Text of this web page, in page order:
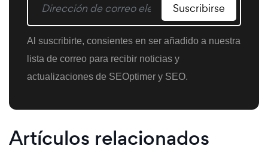
Suscribirse
Al suscribirte, consientes en ser añadido a nuestra
lista de correo para recibir noticias y
actualizaciones de SEOptimer y SEO.
Artículos relacionados